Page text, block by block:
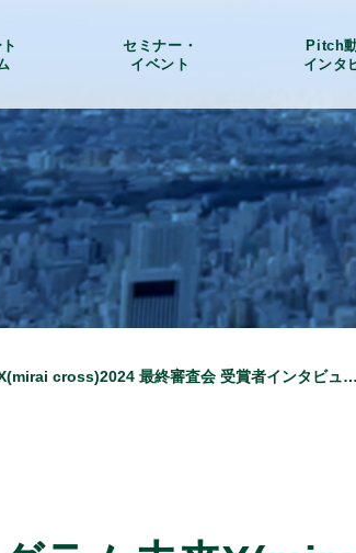
セミナー・
イベント
Pitch
インタ
アクセラレーションプログラム未来X(mirai cross)2024 最終審査会 受賞者インタビュー Cordia Directions (Peach Tech Ltd.)